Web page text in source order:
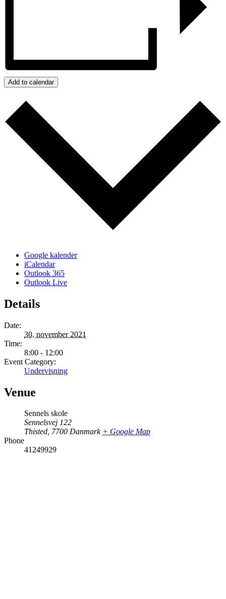
Add to calendar
Google kalender
iCalendar
Outlook 365
Outlook Live
Details
Date:
30. november 2021
Time:
8:00 - 12:00
Event Category:
Undervisning
Venue
Sennels skole
Sennelsvej 122
Thisted, 7700 Danmark + Google Map
Phone
41249929